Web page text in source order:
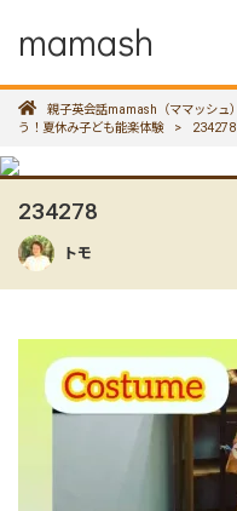
mamash
親子英会話mamash（ママッシュ）
う！夏休み子ども能楽体験
> 234278
234278
トモ